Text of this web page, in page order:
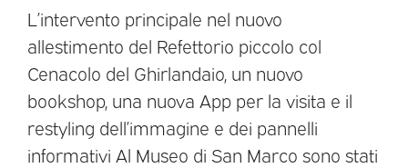
L’intervento principale nel nuovo
allestimento del Refettorio piccolo col
Cenacolo del Ghirlandaio, un nuovo
bookshop, una nuova App per la visita e il
restyling dell’immagine e dei pannelli
informativi Al Museo di San Marco sono stati